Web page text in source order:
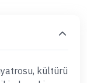
kültürü